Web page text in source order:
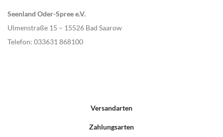
Seenland Oder-Spree e.V.
Ulmenstraße 15 – 15526 Bad Saarow
Telefon: 033631 868100
Versandarten
Zahlungsarten